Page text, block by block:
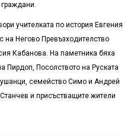
учителката по история Евгения
на Негово Превъзходителство
Кабанова. На паметника бяха
Пирдоп, Посолството на Руската
семейство Симо и Андрей
и присъстващите жители